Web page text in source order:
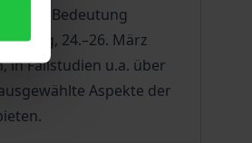
an Bedeutung
24.–26. März
in Fallstudien u.a. über
Aspekte der